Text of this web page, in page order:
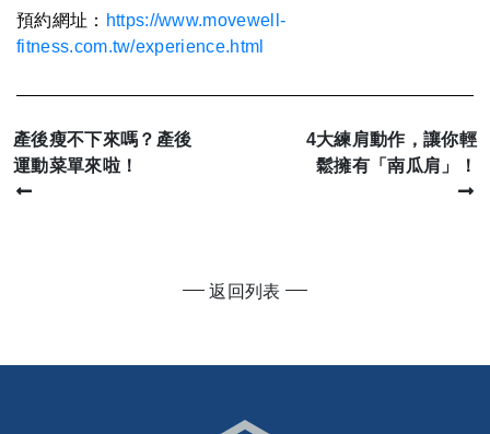
預約網址： https://www.movewell-
fitness.com.tw/experience.html
產後瘦不下來嗎？產後
運動菜單來啦！
4大練肩動作，讓你輕
鬆擁有「南瓜肩」！
返回列表